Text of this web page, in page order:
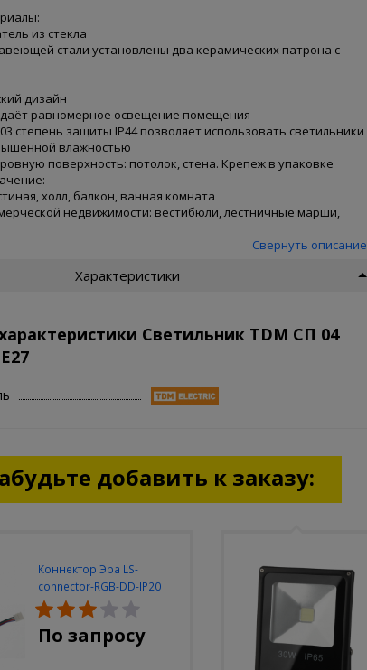
из стекла
стали установлены два керамических патрона с
дизайн
равномерное освещение помещения
степень защиты IP44 позволяет использовать светильники
влажностью
поверхность: потолок, стена. Крепеж в упаковке
холл, балкон, ванная комната
недвижимости: вестибюли, лестничные марши,
Свернуть описание
Характеристики
Светильник TDM СП 04
добавить к заказу:
Коннектор Эра LS-
connector-RGB-DD-IP20
(3шт/уп)
По запросу